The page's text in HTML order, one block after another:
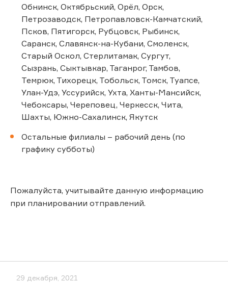
Обнинск, Октябрьский, Орёл, Орск,
Петрозаводск, Петропавловск-Камчатский,
Псков, Пятигорск, Рубцовск, Рыбинск,
Саранск, Славянск-на-Кубани, Смоленск,
Старый Оскол, Стерлитамак, Сургут,
Сызрань, Сыктывкар, Таганрог, Тамбов,
Темрюк, Тихорецк, Тобольск, Томск, Туапсе,
Улан-Удэ, Уссурийск, Ухта, Ханты-Мансийск,
Чебоксары, Череповец, Черкесск, Чита,
Шахты, Южно-Сахалинск, Якутск
Остальные филиалы – рабочий день (по
графику субботы)
Пожалуйста, учитывайте данную информацию
при планировании отправлений.
29 декабря, 2021